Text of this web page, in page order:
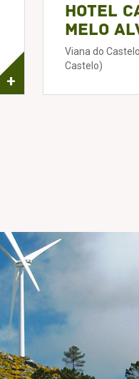
+
Hotel
Melo
Viana do
Castelo)